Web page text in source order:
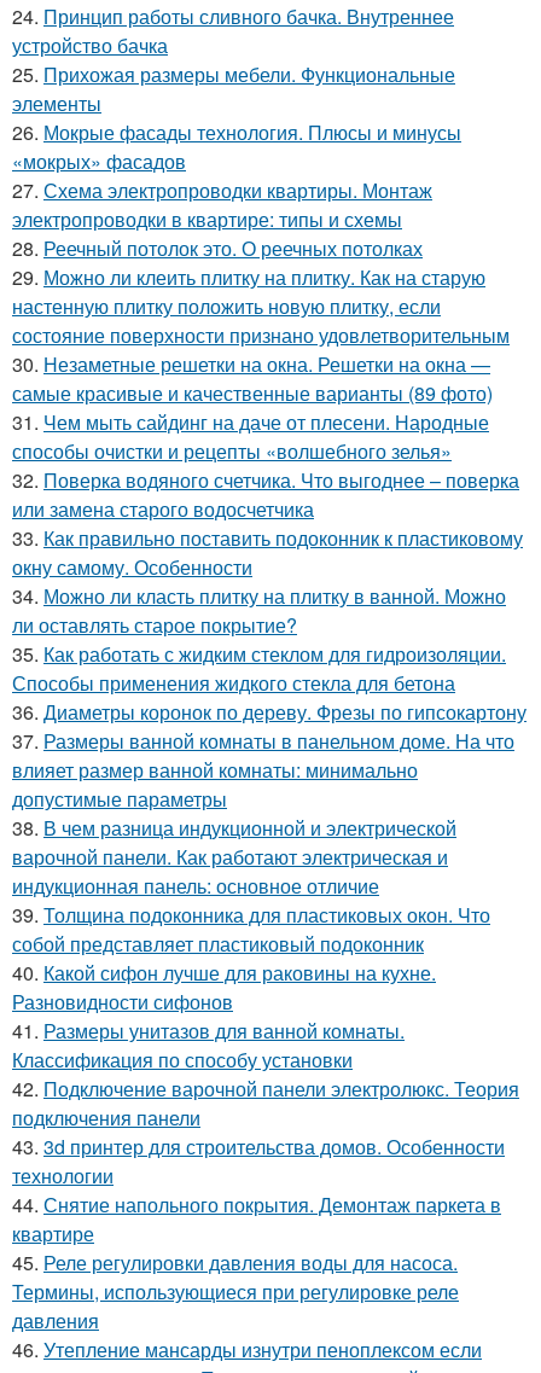
24. Принцип работы сливного бачка. Внутреннее
устройство бачка
25. Прихожая размеры мебели. Функциональные
элементы
26. Мокрые фасады технология. Плюсы и минусы
«мокрых» фасадов
27. Схема электропроводки квартиры. Монтаж
электропроводки в квартире: типы и схемы
28. Реечный потолок это. О реечных потолках
29. Можно ли клеить плитку на плитку. Как на старую
настенную плитку положить новую плитку, если
состояние поверхности признано удовлетворительным
30. Незаметные решетки на окна. Решетки на окна —
самые красивые и качественные варианты (89 фото)
31. Чем мыть сайдинг на даче от плесени. Народные
способы очистки и рецепты «волшебного зелья»
32. Поверка водяного счетчика. Что выгоднее – поверка
или замена старого водосчетчика
33. Как правильно поставить подоконник к пластиковому
окну самому. Особенности
34. Можно ли класть плитку на плитку в ванной. Можно
ли оставлять старое покрытие?
35. Как работать с жидким стеклом для гидроизоляции.
Способы применения жидкого стекла для бетона
36. Диаметры коронок по дереву. Фрезы по гипсокартону
37. Размеры ванной комнаты в панельном доме. На что
влияет размер ванной комнаты: минимально
допустимые параметры
38. В чем разница индукционной и электрической
варочной панели. Как работают электрическая и
индукционная панель: основное отличие
39. Толщина подоконника для пластиковых окон. Что
собой представляет пластиковый подоконник
40. Какой сифон лучше для раковины на кухне.
Разновидности сифонов
41. Размеры унитазов для ванной комнаты.
Классификация по способу установки
42. Подключение варочной панели электролюкс. Теория
подключения панели
43. 3d принтер для строительства домов. Особенности
технологии
44. Снятие напольного покрытия. Демонтаж паркета в
квартире
45. Реле регулировки давления воды для насоса.
Термины, использующиеся при регулировке реле
давления
46. Утепление мансарды изнутри пеноплексом если